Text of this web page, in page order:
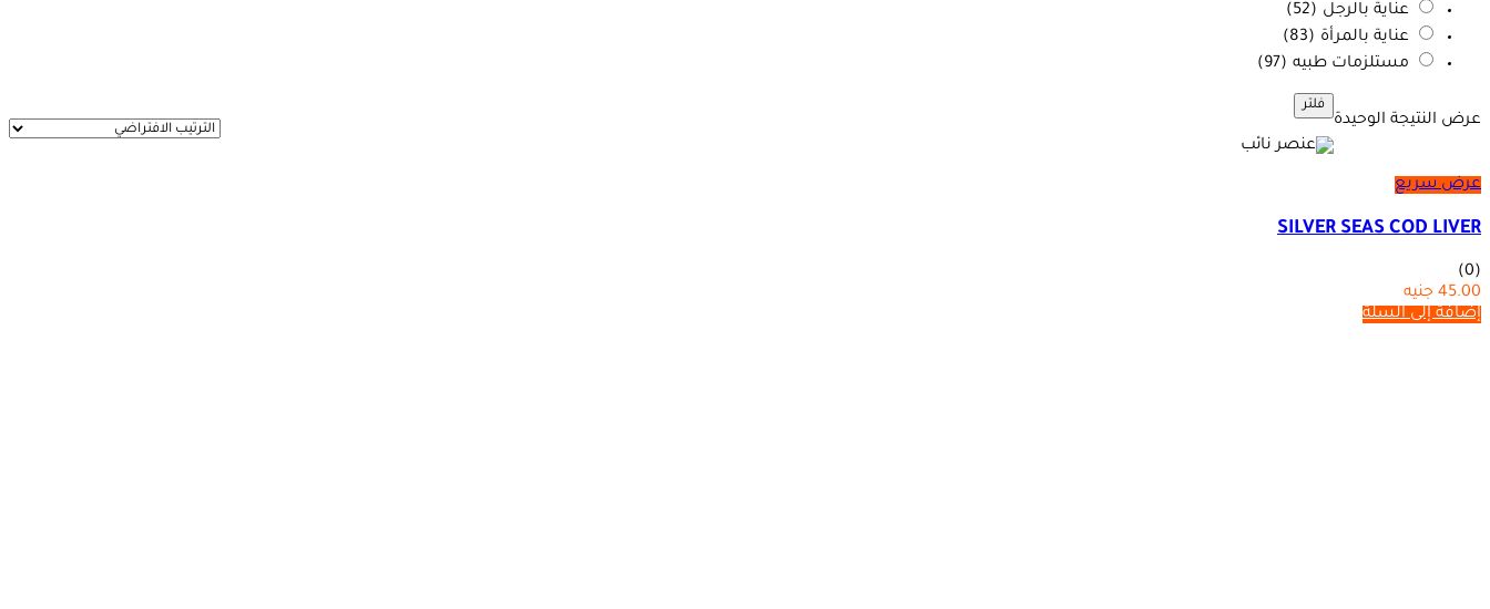
عناية بالرجل (52)
عناية بالمرأة (83)
مستلزمات طبيه (97)
عرض النتيجة الوحيدة
فلتر
عرض سريع
SILVER SEAS COD LIVER
(0)
45.00 جنيه
إضافة إلى السلة